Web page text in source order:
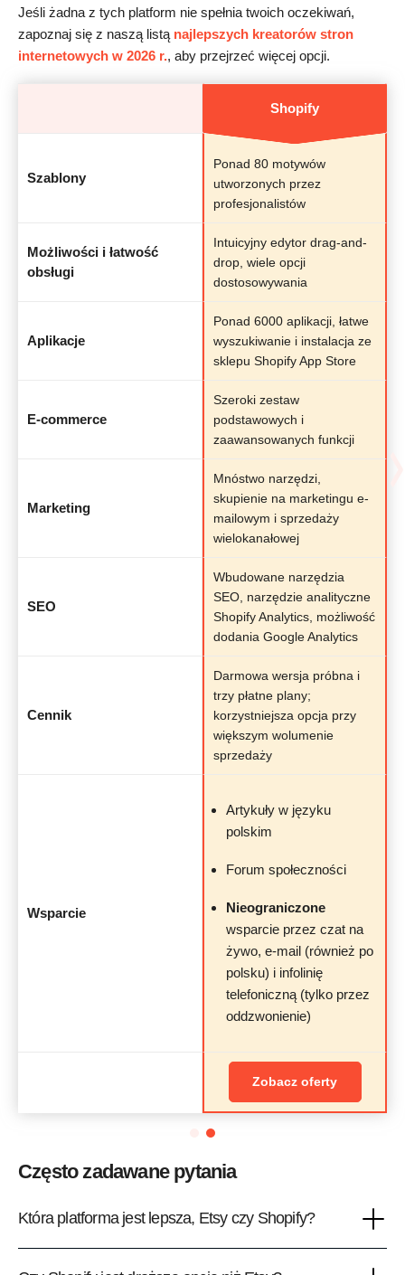
Jeśli żadna z tych platform nie spełnia twoich oczekiwań,
zapoznaj się z naszą listą najlepszych kreatorów stron
internetowych w 2026 r., aby przejrzeć więcej opcji.
Shopify
Szablony
Ponad 80 motywów
utworzonych przez
profesjonalistów
Możliwości i łatwość
obsługi
Intuicyjny edytor drag-and-
drop, wiele opcji
dostosowywania
Aplikacje
Ponad 6000 aplikacji, łatwe
wyszukiwanie i instalacja ze
sklepu Shopify App Store
E-commerce
Szeroki zestaw
podstawowych i
zaawansowanych funkcji
Marketing
Mnóstwo narzędzi,
skupienie na marketingu e-
mailowym i sprzedaży
wielokanałowej
SEO
Wbudowane narzędzia
SEO, narzędzie analityczne
Shopify Analytics, możliwość
dodania Google Analytics
Cennik
Darmowa wersja próbna i
trzy płatne plany;
korzystniejsza opcja przy
większym wolumenie
sprzedaży
Wsparcie
Artykuły w języku
polskim
Forum społeczności
Nieograniczone
wsparcie przez czat na
żywo, e-mail (również po
polsku) i infolinię
telefoniczną (tylko przez
oddzwonienie)
Zobacz oferty
Często zadawane pytania
Która platforma jest lepsza, Etsy czy Shopify?